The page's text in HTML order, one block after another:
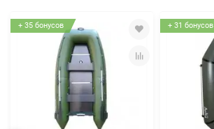
+ 35 бонусов + 31 бонусов